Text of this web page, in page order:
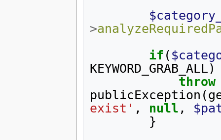
>
if (
KEYWORD_GRAB_ALL)
throw
publicException (
exist' , null ,
}